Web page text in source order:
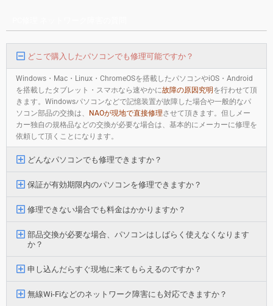
どこで購入したパソコンでも修理可能ですか？
Windows・Mac・Linux・ChromeOSを搭載したパソコンやiOS・Android
を搭載したタブレット・スマホなら速やかに故障の原因究明 を行わせて頂
きます。Windowsパソコンなどで記憶装置が故障した場合や一般的なパ
ソコン部品の交換は、
NAOが現地で直接修理させて頂きます。但しメー
カー独自の規格品などの交換が必要な場合は、基本的にメーカーに修理を
依頼して頂くことになります。
どんなパソコンでも修理できますか？
保証が有効期限内のパソコンを修理できますか？
修理できない場合でも料金はかかりますか？
部品交換が必要な場合、パソコンはしばらく使えなくなります
か？
申し込んだらすぐ現地に来てもらえるのですか？
無線Wi-Fiなどのネットワーク障害にも対応できますか？